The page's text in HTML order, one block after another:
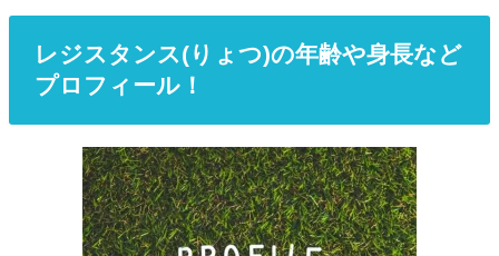
レジスタンス(りょつ)の年齢や身長など
プロフィール！